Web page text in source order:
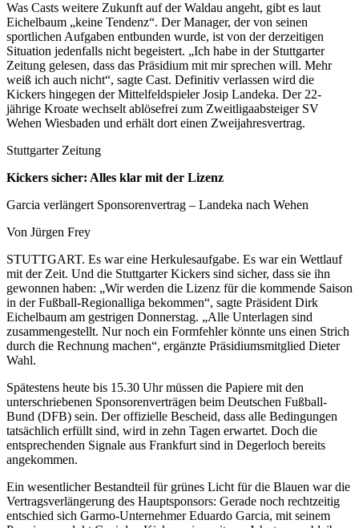
Was Casts weitere Zukunft auf der Waldau angeht, gibt es laut
Eichelbaum „keine Tendenz“. Der Manager, der von seinen
sportlichen Aufgaben entbunden wurde, ist von der derzeitigen
Situation jedenfalls nicht begeistert. „Ich habe in der Stuttgarter
Zeitung gelesen, dass das Präsidium mit mir sprechen will. Mehr
weiß ich auch nicht“, sagte Cast. Definitiv verlassen wird die
Kickers hingegen der Mittelfeldspieler Josip Landeka. Der 22-
jährige Kroate wechselt ablösefrei zum Zweitligaabsteiger SV
Wehen Wiesbaden und erhält dort einen Zweijahresvertrag.
Stuttgarter Zeitung
Kickers sicher: Alles klar mit der Lizenz
Garcia verlängert Sponsorenvertrag – Landeka nach Wehen
Von Jürgen Frey
STUTTGART. Es war eine Herkulesaufgabe. Es war ein Wettlauf
mit der Zeit. Und die Stuttgarter Kickers sind sicher, dass sie ihn
gewonnen haben: „Wir werden die Lizenz für die kommende Saison
in der Fußball-Regionalliga bekommen“, sagte Präsident Dirk
Eichelbaum am gestrigen Donnerstag. „Alle Unterlagen sind
zusammengestellt. Nur noch ein Formfehler könnte uns einen Strich
durch die Rechnung machen“, ergänzte Präsidiumsmitglied Dieter
Wahl.
Spätestens heute bis 15.30 Uhr müssen die Papiere mit den
unterschriebenen Sponsorenverträgen beim Deutschen Fußball-
Bund (DFB) sein. Der offizielle Bescheid, dass alle Bedingungen
tatsächlich erfüllt sind, wird in zehn Tagen erwartet. Doch die
entsprechenden Signale aus Frankfurt sind in Degerloch bereits
angekommen.
Ein wesentlicher Bestandteil für grünes Licht für die Blauen war die
Vertragsverlängerung des Hauptsponsors: Gerade noch rechtzeitig
entschied sich Garmo-Unternehmer Eduardo Garcia, mit seinem